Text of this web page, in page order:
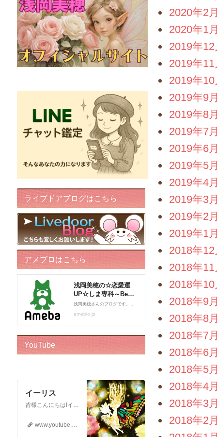
2020年2
2020年1
2019年12
2019年11
2019年10
2019年9
2019年8
2019年7
2019年6
2019年5
2019年4
2019年3
2019年2
2019年1
2018年12
2018年11
2018年10
2018年9
2018年8
2018年7
2018年6
2018年5
2018年4
2018年3
2018年2
ライブドアブログはこちら
アメブロはこちら
YouTube
イーリス
皆様こんにちは!イーリスです! ドリーバーチュー博士公認 エンジェル・イントゥイティブ（AI）™です。 心理カウンセラー、カードセラピスト、アドバイザー、執筆をしております。 このチャンネルはボランティアでお届けしております。私自身がオラクルカードに救われた一人なので、 誰かのお役に立ちたいという気持ちからスタートいたしました! ※2018年12月22日から…
www.youtube.com